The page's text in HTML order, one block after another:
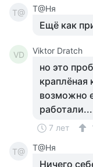
Т@ Т@Ня
Ещё как
VD Viktor Dratch
но это
краплёная
возможно
7 лет
Т@ Т@Ня
Ничего